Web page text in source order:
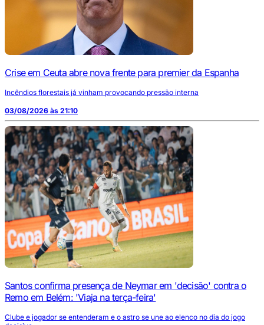
Crise em Ceuta abre nova frente para premier da Espanha
Incêndios florestais já vinham provocando pressão interna
03/08/2026 às 21:10
Santos confirma presença de Neymar em 'decisão' contra o
Remo em Belém: 'Viaja na terça-feira'
Clube e jogador se entenderam e o astro se une ao elenco no dia do jogo